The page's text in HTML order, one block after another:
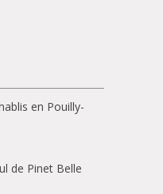
en Pouilly-
de Pinet Belle